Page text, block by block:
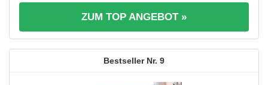
ZUM TOP ANGEBOT »
9